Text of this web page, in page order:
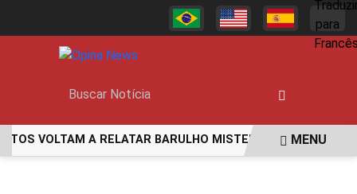
VOLTAM A RELATAR BARULHO MISTERIOSO VINDO DO
MENU